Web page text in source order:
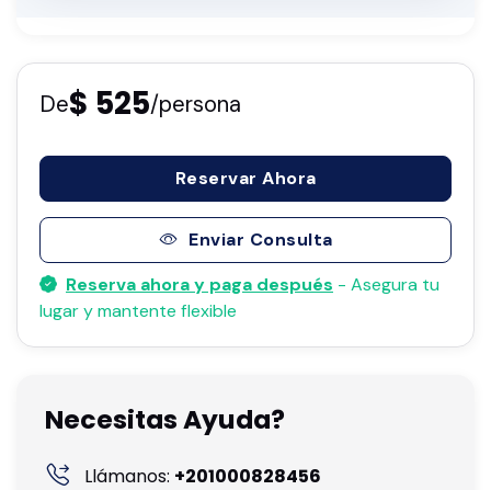
De$ 525/persona
Reservar Ahora
Enviar Consulta
Reserva ahora y paga después - Asegura tu
lugar y mantente flexible
Necesitas Ayuda?
Llámanos: +201000828456